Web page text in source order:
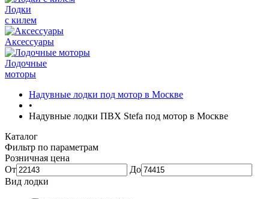
Лодки
с килем
Аксессуары
Лодочные
моторы
Надувные лодки под мотор в Москве
•
Надувные лодки ПВХ Stefa под мотор в Москве
Каталог
Фильтр по параметрам
Розничная цена
От
До
Вид лодки